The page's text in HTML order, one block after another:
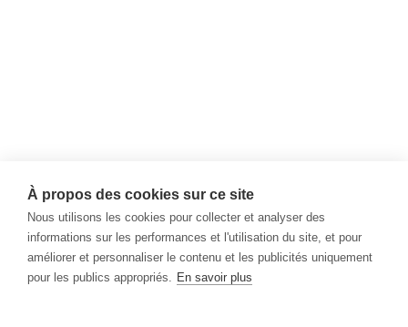
À propos des cookies sur ce site
Nous utilisons les cookies pour collecter et analyser des
informations sur les performances et l'utilisation du site, et pour
améliorer et personnaliser le contenu et les publicités uniquement
pour les publics appropriés. En savoir plus